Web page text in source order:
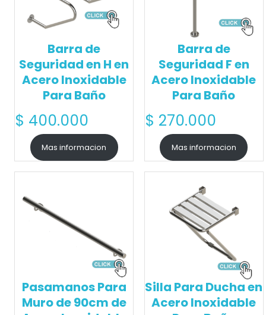
Barra de
Seguridad en H en
Acero Inoxidable
Para Baño
$ 400.000
Mas informacion
Barra de
Seguridad F en
Acero Inoxidable
Para Baño
$ 270.000
Mas informacion
Pasamanos Para
Muro de 90cm de
Silla Para Ducha en
Acero Inoxidable